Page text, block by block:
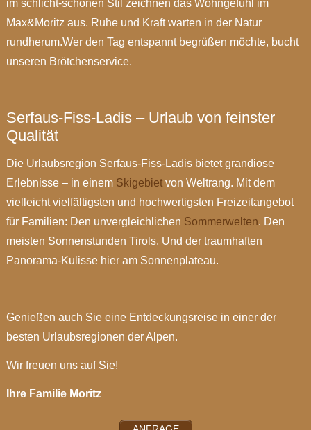
im schlicht-schönen Stil zeichnen das Wohngefühl im
Max&Moritz aus. Ruhe und Kraft warten in der Natur
rundherum.Wer den Tag entspannt begrüßen möchte, bucht
unseren Brötchenservice.
Serfaus-Fiss-Ladis – Urlaub von feinster
Qualität
Die Urlaubsregion Serfaus-Fiss-Ladis bietet grandiose
Erlebnisse – in einem Skigebiet von Weltrang. Mit dem
vielleicht vielfältigsten und hochwertigsten Freizeitangebot
für Familien: Den unvergleichlichen Sommerwelten. Den
meisten Sonnenstunden Tirols. Und der traumhaften
Panorama-Kulisse hier am Sonnenplateau.
Genießen auch Sie eine Entdeckungsreise in einer der
besten Urlaubsregionen der Alpen.
Wir freuen uns auf Sie!
Ihre Familie Moritz